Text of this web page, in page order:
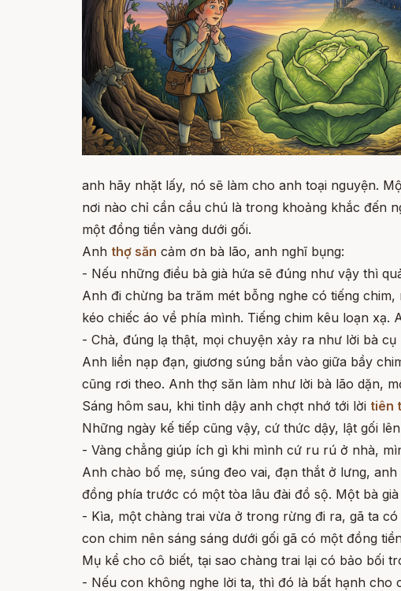
anh hãy nhặt lấy, nó sẽ làm cho anh toại nguyện.
nơi nào chỉ cần cầu chú là trong khoảng khắc đến
một đồng tiền vàng dưới gối.
Anh thợ săn cảm ơn bà lão, anh nghĩ bụng:
- Nếu những điều bà già hứa sẽ đúng như vậy thì
Anh đi chừng ba trăm mét bỗng nghe có tiếng
kéo chiếc áo về phía mình. Tiếng chim kêu loạn xạ.
- Chà, đúng lạ thật, mọi chuyện xảy ra như lời bà cụ
Anh liền nạp đạn, giương súng bắn vào giữa bầy
cũng rơi theo. Anh thợ săn làm như lời bà lão dặn,
Sáng hôm sau, khi tỉnh dậy anh chợt nhớ tới lời tiên
Những ngày kế tiếp cũng vậy, cứ thức dậy, lật gối
- Vàng chẳng giúp ích gì khi mình cứ ru rú ở nhà,
Anh chào bố mẹ, súng đeo vai, đạn thắt ở lưng,
đồng phía trước có một tòa lâu đài đồ sộ. Một bà
- Kìa, một chàng trai vừa ở trong rừng đi ra, gã ta
con chim nên sáng sáng dưới gối gã có một đồng
Mụ kể cho cô biết, tại sao chàng trai lại có bảo bối
- Nếu con không nghe lời ta, thì đó là bất hạnh cho